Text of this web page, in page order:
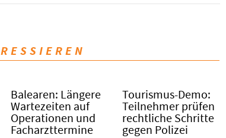
Balearen: Längere
Wartezeiten auf
Operationen und
Facharzttermine
Tourismus-Demo:
Teilnehmer prüfen
rechtliche Schritte
gegen Polizei